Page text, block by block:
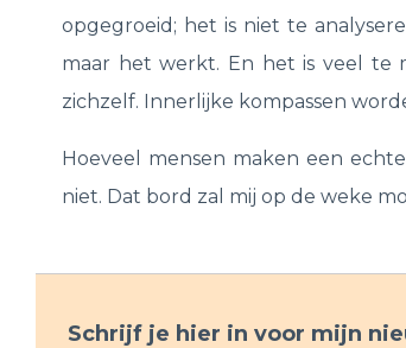
opgegroeid; het is niet te
maar het werkt. En het is veel te
zichzelf. Innerlijke kompassen
Hoeveel mensen maken een
niet. Dat bord zal mij op de weke
Schrijf je hier in voor mijn